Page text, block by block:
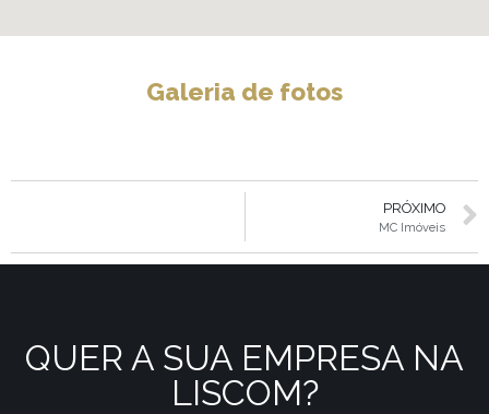
Galeria de fotos
PRÓXIMO
MC Imóveis
QUER A SUA EMPRESA NA
LISCOM?